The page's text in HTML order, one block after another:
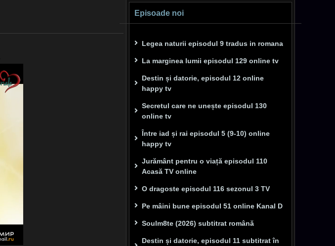
Episoade noi
Legea naturii episodul 9 tradus in romana
La marginea lumii episodul 129 online tv
Destin și datorie, episodul 12 online
happy tv
Secretul care ne unește episodul 130
online tv
Între iad și rai episodul 5 (9-10) online
happy tv
Jurământ pentru o viață episodul 110
Acasă TV online
O dragoste episodul 116 sezonul 3 TV
Pe mâini bune episodul 51 online Kanal D
Soulm8te (2026) subtitrat română
Destin și datorie, episodul 11 subtitrat în